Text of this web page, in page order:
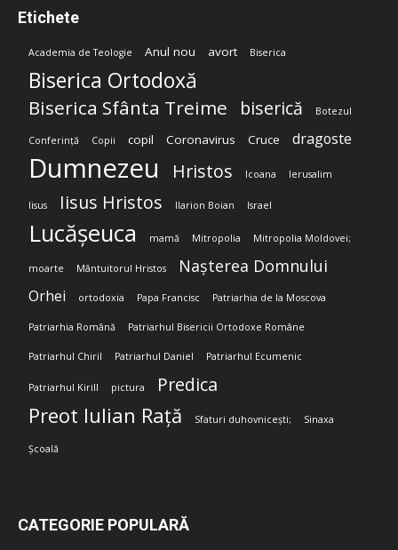
Etichete
Academia de Teologie Anul nou avort Biserica
Biserica Ortodoxă
Biserica Sfânta Treime biserică Botezul
Conferință Copii copil Coronavirus Cruce dragoste
Dumnezeu Hristos Icoana Ierusalim
Iisus Iisus Hristos Ilarion Boian Israel
Lucășeuca mamă Mitropolia Mitropolia Moldovei;
moarte Mântuitorul Hristos Nașterea Domnului
Orhei ortodoxia Papa Francisc Patriarhia de la Moscova
Patriarhia Română Patriarhul Bisericii Ortodoxe Române
Patriarhul Chiril Patriarhul Daniel Patriarhul Ecumenic
Patriarhul Kirill pictura Predica
Preot Iulian Rață Sfaturi duhovnicești; Sinaxa
Școală
CATEGORIE POPULARĂ